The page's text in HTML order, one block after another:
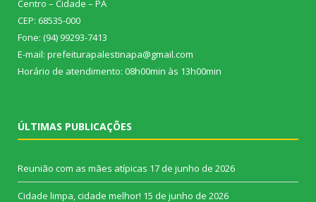
Centro – Cidade – PA
CEP: 68535-000
Fone: (94) 99293-7413
E-mail: prefeiturapalestinapa@gmail.com
Horário de atendimento: 08h00min às 13h00min
ÚLTIMAS PUBLICAÇÕES
Reunião com as mães atípicas 17 de junho de 2026
Cidade limpa, cidade melhor! 15 de junho de 2026